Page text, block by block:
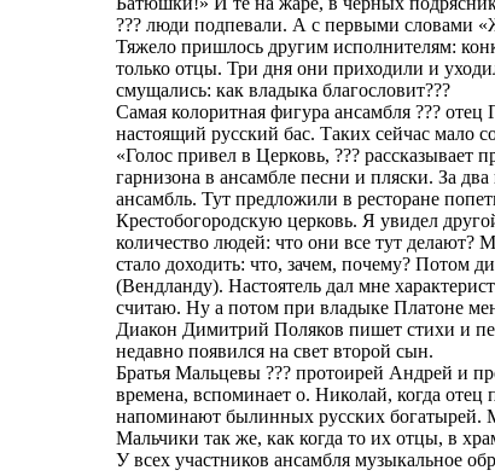
??? люди подпевали. А с первыми словами
Тяжело пришлось другим исполнителям:
только отцы. Три дня они приходили и
смущались: как владыка благословит???
Самая колоритная фигура ансамбля ???
настоящий русский бас. Таких сейчас мало
«Голос привел в Церковь, ??? рассказывает
гарнизона в ансамбле песни и пляски. За
ансамбль. Тут предложили в ресторане
Крестобогородскую церковь. Я увидел
количество людей: что они все тут делают?
стало доходить: что, зачем, почему? Потом
(Вендланду). Настоятель дал мне
считаю. Ну а потом при владыке Платоне
Диакон Димитрий Поляков пишет стихи и
недавно появился на свет второй сын.
Братья Мальцевы ??? протоирей Андрей и
времена, вспоминает о. Николай, когда
напоминают былинных русских богатырей.
Мальчики так же, как когда то их отцы, в
У всех участников ансамбля музыкальное